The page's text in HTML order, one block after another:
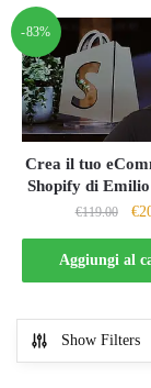
-83%
Crea il tuo
Shopify di
€119.00
Il
€
Aggiungi al
Show Filters